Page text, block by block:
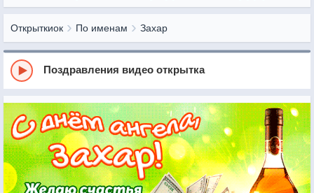
Открыткиок По именам Захар
Поздравления видео открытка